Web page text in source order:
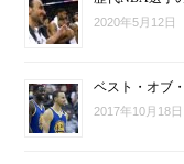
2020年5月12日
ベスト・オブ
2017年10月18日